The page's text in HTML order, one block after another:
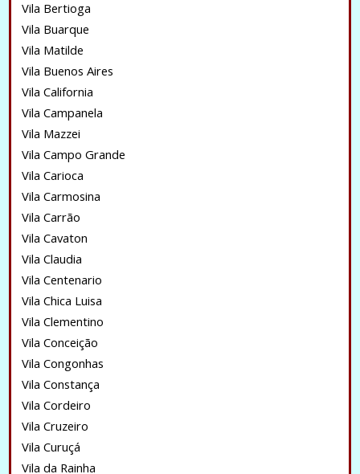
Vila Bertioga
Vila Buarque
Vila Matilde
Vila Buenos Aires
Vila California
Vila Campanela
Vila Mazzei
Vila Campo Grande
Vila Carioca
Vila Carmosina
Vila Carrão
Vila Cavaton
Vila Claudia
Vila Centenario
Vila Chica Luisa
Vila Clementino
Vila Conceição
Vila Congonhas
Vila Constança
Vila Cordeiro
Vila Cruzeiro
Vila Curuçá
Vila da Rainha